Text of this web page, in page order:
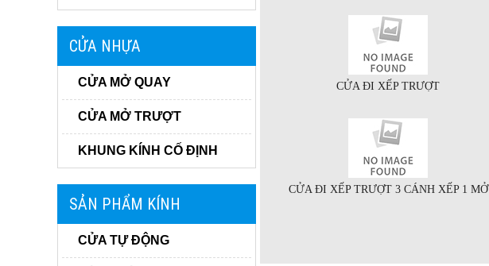
CỬA NHỰA
CỬA MỞ QUAY
CỬA MỞ TRƯỢT
KHUNG KÍNH CỐ ĐỊNH
SẢN PHẨM KÍNH
CỬA TỰ ĐỘNG
CỬA ĐI XẾP TRƯỢT
CỬA ĐI XẾP TRƯỢT 3 CÁNH XẾP 1 MỞ